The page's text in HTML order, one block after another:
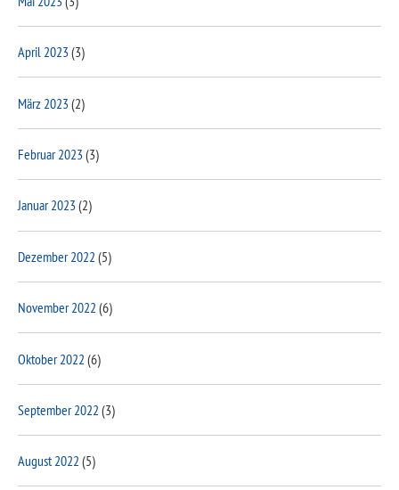
April 2023(3)
März 2023(2)
Februar 2023(3)
Januar 2023(2)
Dezember 2022 (5)
November 2022 (6)
Oktober 2022 (6)
September 2022 (3)
August 2022 (5)